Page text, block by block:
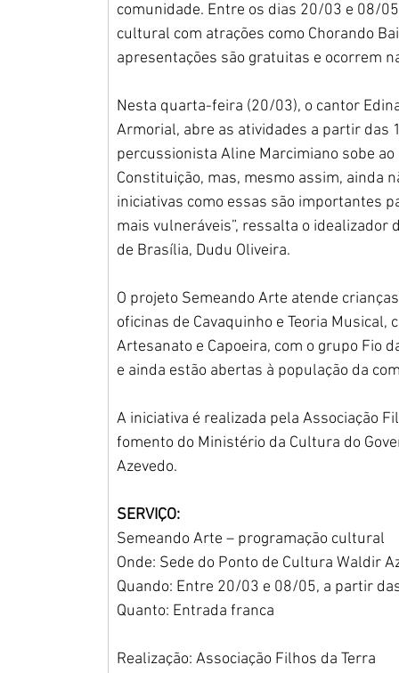
comunidade. Entre os dias 20/03 e 08/
cultural com atrações como Chorando
apresentações são gratuitas e ocorrem
Nesta quarta-feira (20/03), o cantor
Armorial, abre as atividades a partir
percussionista Aline Marcimiano sobe
Constituição, mas, mesmo assim, ainda
iniciativas como essas são importantes
mais vulneráveis”, ressalta o
de Brasília, Dudu Oliveira.
O projeto Semeando Arte atende
oficinas de Cavaquinho e Teoria
Artesanato e Capoeira, com o grupo Fio
e ainda estão abertas à população da
A iniciativa é realizada pela Associação
fomento do Ministério da Cultura do
Azevedo.
SERVIÇO:
Semeando Arte – programação cultural
Onde: Sede do Ponto de Cultura Waldir
Quando: Entre 20/03 e 08/05, a partir
Quanto: Entrada franca
Realização: Associação Filhos da Terra